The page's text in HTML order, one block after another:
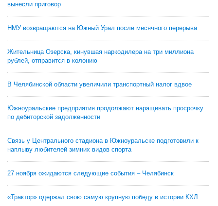
вынесли приговор
НМУ возвращаются на Южный Урал после месячного перерыва
Жительница Озерска, кинувшая наркодилера на три миллиона
рублей, отправится в колонию
В Челябинской области увеличили транспортный налог вдвое
Южноуральские предприятия продолжают наращивать просрочку
по дебиторской задолженности
Связь у Центрального стадиона в Южноуральске подготовили к
наплыву любителей зимних видов спорта
27 ноября ожидаются следующие события – Челябинск
«Трактор» одержал свою самую крупную победу в истории КХЛ